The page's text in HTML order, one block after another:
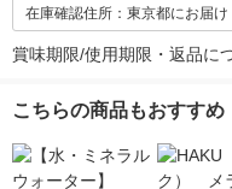
在庫確認住所：東京都にお届け
賞味期限/使用期限・返品に
こちらの商品もおすすめ